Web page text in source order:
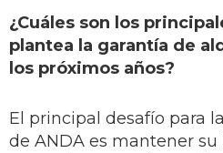
¿Cuáles son los
plantea la garantía de
los próximos años?
El principal desafío para
de ANDA es mantener